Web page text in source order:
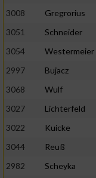
3008
Gregrorius
3051
Schneider
3054
Westermeier
2997
Bujacz
3068
Wulf
3027
Lichterfeld
3022
Kuicke
3044
Reuß
2982
Scheyka